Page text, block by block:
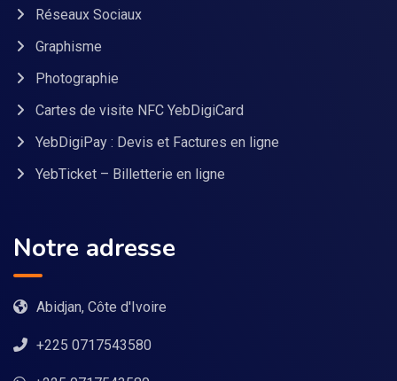
Réseaux Sociaux
Graphisme
Photographie
Cartes de visite NFC YebDigiCard
YebDigiPay : Devis et Factures en ligne
YebTicket – Billetterie en ligne
Notre adresse
Abidjan, Côte d'Ivoire
+225 0717543580